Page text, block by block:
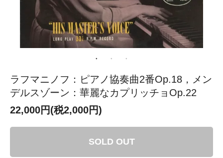
ラフマニノフ：ピアノ協奏曲2番Op.18，メン
デルスゾーン：華麗なカプリッチョOp.22
22,000円(税2,000円)
SOLD OUT